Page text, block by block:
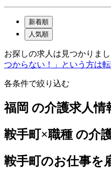
新着順
人気順
お探しの求人は見つかりまし
つからない！」という方は
各条件で絞り込む
福岡 の介護求人情
鞍手町×職種 の介
鞍手町のお仕事を